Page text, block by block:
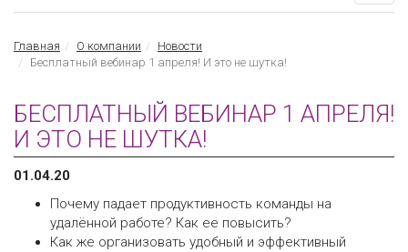
Главная О компании
Новости
Бесплатный вебинар 1 апреля! И это не шутка!
БЕСПЛАТНЫЙ ВЕБИНАР 1 АПРЕЛЯ!
И ЭТО НЕ ШУТКА!
01.04.20
Почему падает продуктивность команды на
удалённой работе? Как ее повысить?
Как же организовать удобный и эффективный